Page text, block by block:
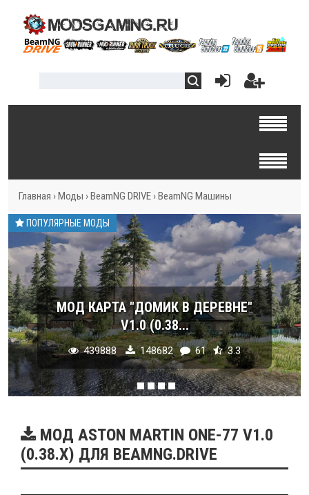
Главная › Моды › BeamNG DRIVE › BeamNG Машины
ПОПУЛЯРНЫЕ МОДЫ
МОД КАРТА "ДОМИК В ДЕРЕВНЕ"
V1.0 (0.38...
439888 148682 61 3.3
МОД ASTON MARTIN ONE-77 V1.0
(0.38.X) ДЛЯ BEAMNG.DRIVE